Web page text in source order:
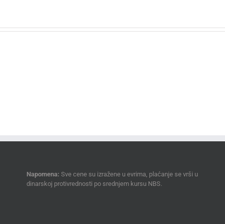
Napomena: Sve cene su izražene u evrima, plaćanje se vrši u
dinarskoj protivrednosti po srednjem kursu NBS.